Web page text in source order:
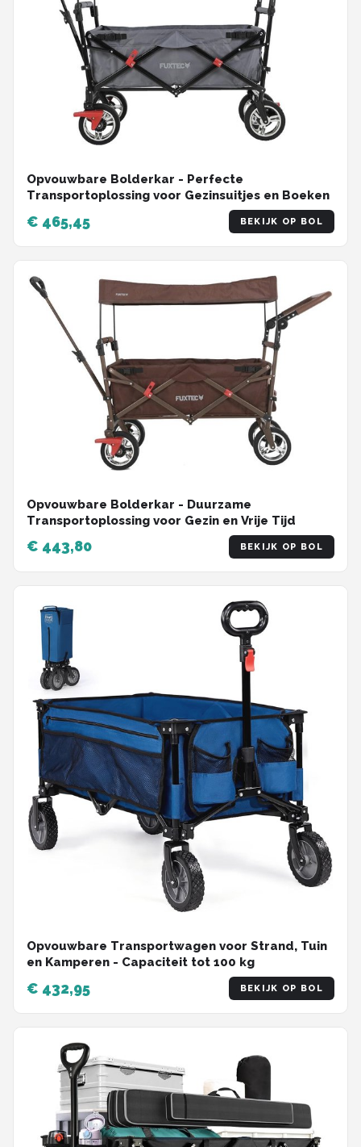
Opvouwbare Bolderkar - Perfecte
Transportoplossing voor Gezinsuitjes en Boeken
€ 465,45 BEKIJK OP BOL
Opvouwbare Bolderkar - Duurzame
Transportoplossing voor Gezin en Vrije Tijd
€ 443,80 BEKIJK OP BOL
Opvouwbare Transportwagen voor Strand, Tuin
en Kamperen - Capaciteit tot 100 kg
€ 432,95 BEKIJK OP BOL